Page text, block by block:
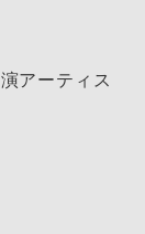
アーティス